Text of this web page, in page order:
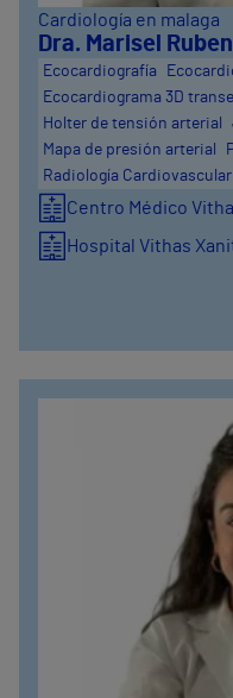
Cardiología en malaga
Dra. Marisel
Ecocardiografía
Ecocardiograma 3D
Holter de tensión arterial
Mapa de presión arterial
Radiología
Centro Médico
Hospital Vithas